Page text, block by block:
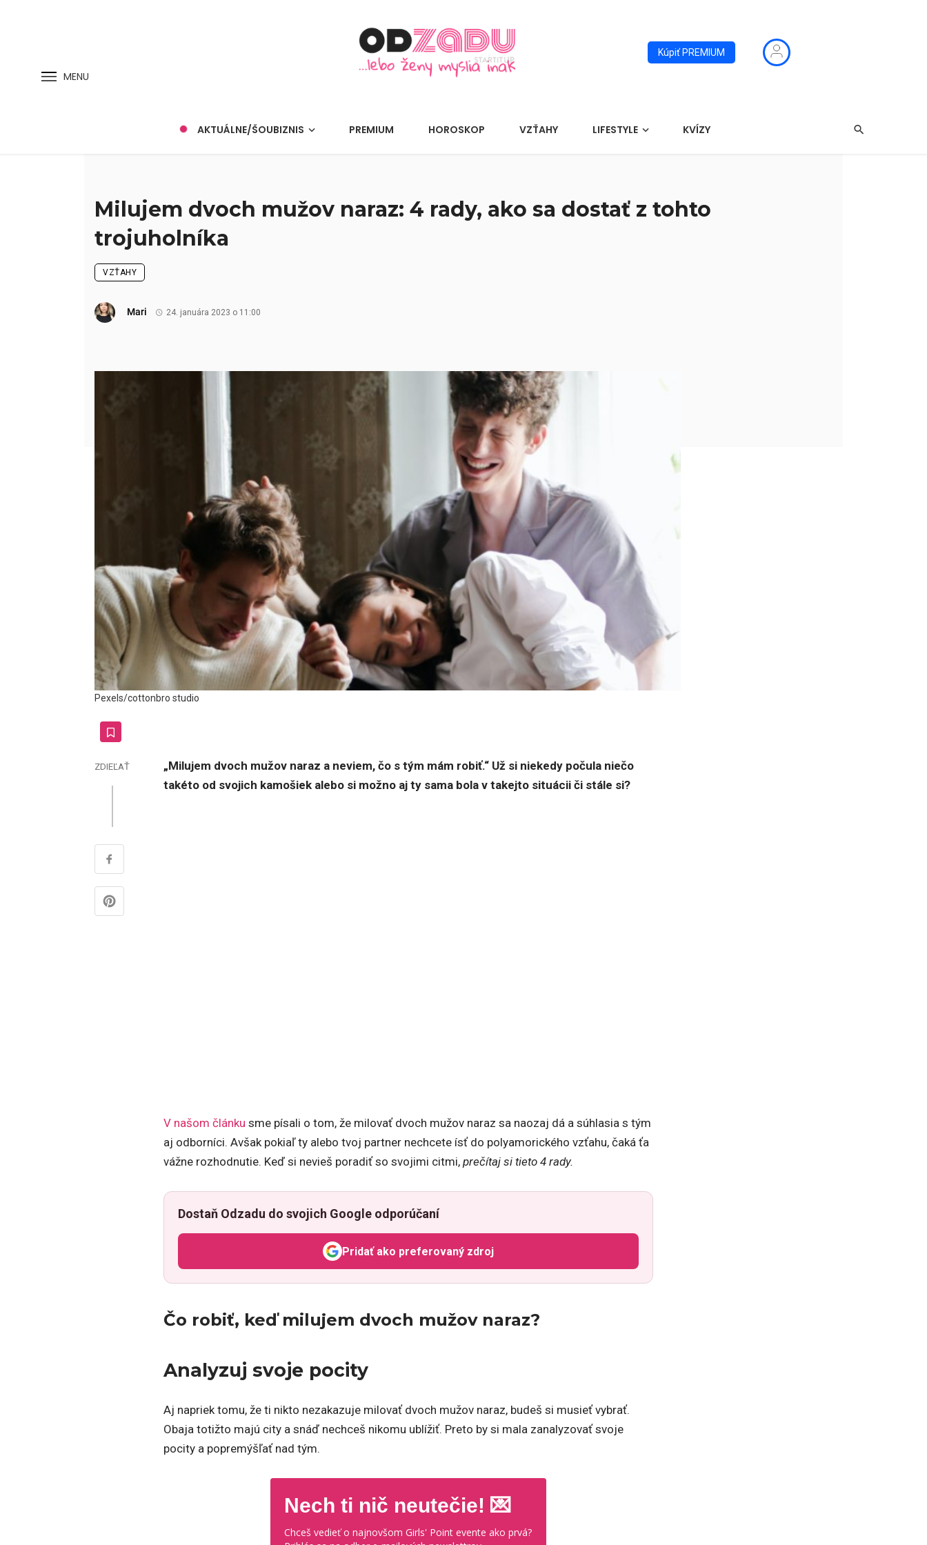
MENU
Kúpiť PREMIUM
AKTUÁLNE/ŠOUBIZNIS PREMIUM HOROSKOP VZŤAHY LIFESTYLE KVÍZY
Milujem dvoch mužov naraz: 4 rady, ako sa dostať z tohto
trojuholníka
VZŤAHY
Mari 24. januára 2023 o 11:00
Pexels/cottonbro studio
ZDIEĽAŤ
„Milujem dvoch mužov naraz a neviem, čo s tým mám robiť.“ Už si niekedy počula niečo
takéto od svojich kamošiek alebo si možno aj ty sama bola v takejto situácii či stále si?
V našom článku sme písali o tom, že milovať dvoch mužov naraz sa naozaj dá a súhlasia s tým
aj odborníci. Avšak pokiaľ ty alebo tvoj partner nechcete ísť do polyamorického vzťahu, čaká ťa
vážne rozhodnutie. Keď si nevieš poradiť so svojimi citmi, prečítaj si tieto 4 rady.
Dostaň Odzadu do svojich Google odporúčaní
Pridať ako preferovaný zdroj
Odzadu, odkaz sa otvorí v novom okne
Čo robiť, keď milujem dvoch mužov naraz?
Analyzuj svoje pocity
Aj napriek tomu, že ti nikto nezakazuje milovať dvoch mužov naraz, budeš si musieť vybrať.
Obaja totižto majú city a snáď nechceš nikomu ublížiť. Preto by si mala zanalyzovať svoje
pocity a popremýšľať nad tým.
Nech ti nič neutečie! 💌
Chceš vedieť o najnovšom Girls' Point evente ako prvá?